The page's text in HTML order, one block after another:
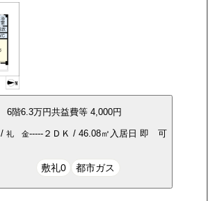
6階6.3万円共益費等 4,000円
/礼 金----- ２ＤＫ /46.08㎡ 入居日 即 可
敷礼0 都市ガス